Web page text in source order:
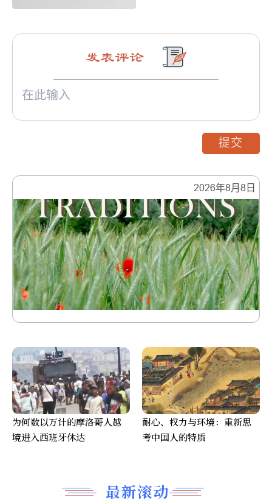
2026年8月8日
最新滚动
发表评论
提交
为何数以万计的摩洛哥人越
境进入西班牙休达
耐心、权力与环境：重新思
考中国人的特质